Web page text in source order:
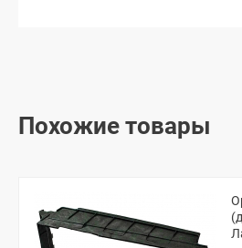
Похожие товары